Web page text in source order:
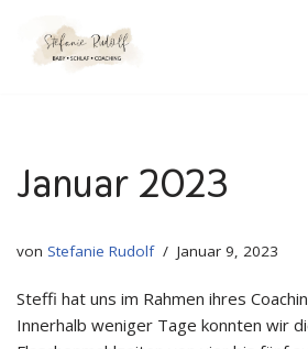
Zum
Januar 2023
von Stefanie Rudolf Januar 9, 2023
Steffi hat uns im Rahmen ihres
Innerhalb weniger Tage konnten wir